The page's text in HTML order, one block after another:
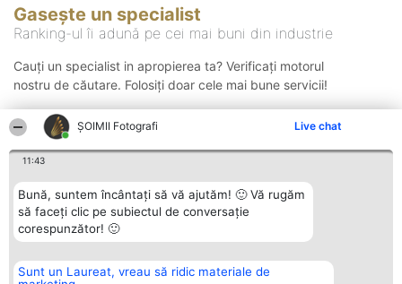
ȘOIMII Fotografi Live chat
11:43
Bună, suntem încântați să vă ajutăm! 🙂 Vă rugăm
să faceți clic pe subiectul de conversație
corespunzător! 🙂
Sunt un Laureat, vreau să ridic materiale de
Gasește un specialist
Ranking-ul îi adună pe cei mai buni din industrie
Cauți un specialist in apropierea ta? Verificați motorul
nostru de căutare. Folosiți doar cele mai bune servicii!
Organizator Ranking Plebiscyt Contact